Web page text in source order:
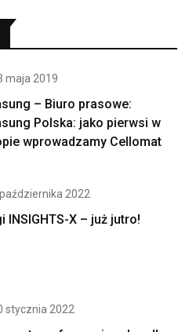
maja 2019
– Biuro prasowe:
Polska: jako pierwsi w
wprowadzamy Cellomat
2022
INSIGHTS-X – już jutro!
stycznia 2022